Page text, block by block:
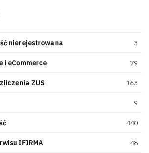
nierejestrowana 3
i eCommerce 79
ZUS 163
9
440
IFIRMA 48